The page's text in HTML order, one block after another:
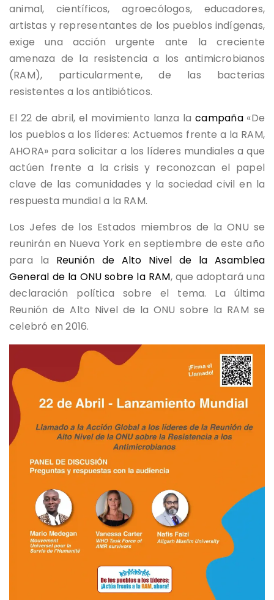
animal, científicos, agroecólogos, educadores,
artistas y representantes de los pueblos indígenas,
exige una acción urgente ante la creciente
amenaza de la resistencia a los antimicrobianos
(RAM), particularmente, de las bacterias
resistentes a los antibióticos.
El 22 de abril, el movimiento lanza lacampaña«De
los pueblos a los líderes: Actuemos frente a la RAM,
AHORA» para solicitar a los líderes mundiales a que
actúen frente a la crisis y reconozcan el papel
clave de las comunidades y la sociedad civil en la
respuesta mundial a la RAM.
Los Jefes de los Estados miembros de la ONU se
reunirán en Nueva York en septiembre de este año
para la Reunión de Alto Nivel de la Asamblea
General de la ONU sobre la RAM, que adoptará una
declaración política sobre el tema. La última
Reunión de Alto Nivel de la ONU sobre la RAM se
celebró en 2016.